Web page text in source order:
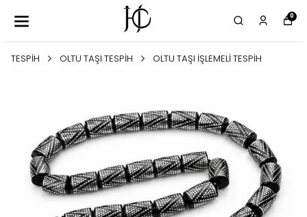
0
TESPİH OLTU TAŞI TESPİH OLTU TAŞI İŞLEMELİ TESPİH